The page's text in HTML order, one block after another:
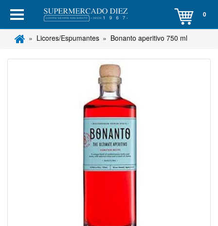
0
Licores/Espumantes Bonanto aperitivo 750 ml